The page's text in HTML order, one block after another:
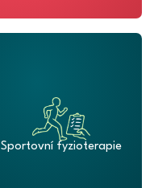
Sportovní fyzioterapie